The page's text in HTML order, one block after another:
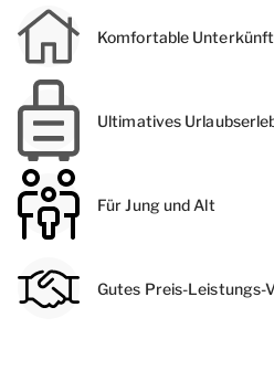
Komfortable
Ultimatives
Für Jung und Alt
Gutes Preis-Leistungs-